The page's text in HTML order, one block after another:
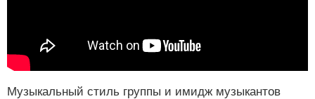
Музыкальный стиль группы и имидж музыкантов